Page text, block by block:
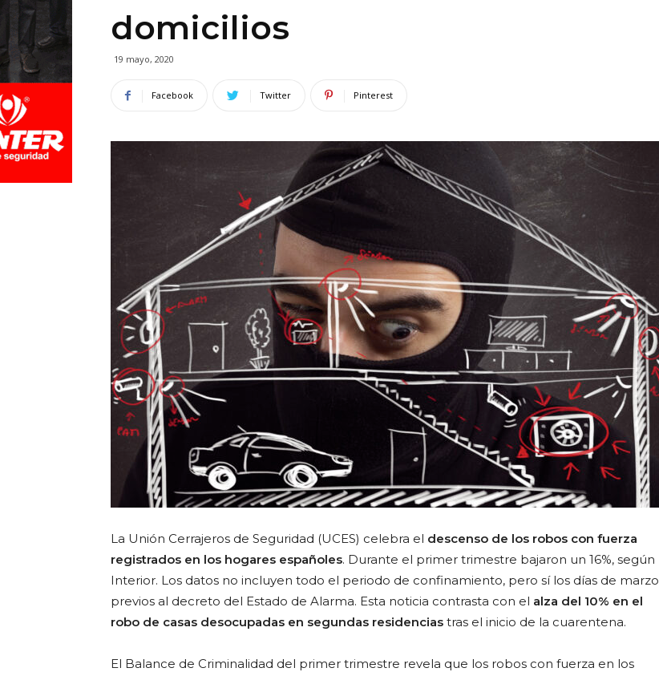
domicilios
19 mayo, 2020
Facebook Twitter Pinterest
La Unión Cerrajeros de Seguridad (UCES) celebra el descenso de los robos con fuerza
registrados en los hogares españoles. Durante el primer trimestre bajaron un 16%, según
Interior. Los datos no incluyen todo el periodo de confinamiento, pero sí los días de marzo
previos al decreto del Estado de Alarma. Esta noticia contrasta con el alza del 10% en el
robo de casas desocupadas en segundas residencias tras el inicio de la cuarentena.
El Balance de Criminalidad del primer trimestre revela que los robos con fuerza en los